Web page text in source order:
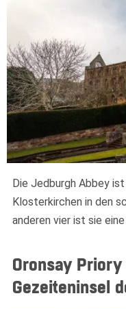
Die Jedburgh Abbey
Klosterkirchen in den
anderen vier ist sie
Oronsay
Gezeiteninsel